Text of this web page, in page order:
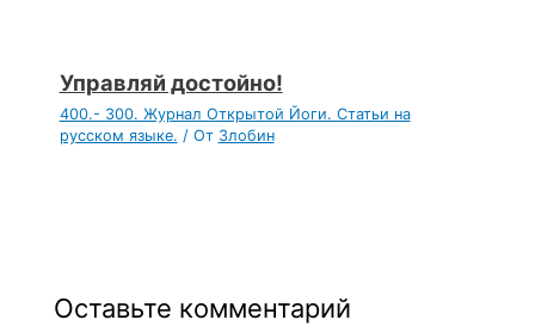
Управляй достойно!
400.- 300. Журнал Открытой Йоги. Статьи на
русском языке. / От Злобин
Оставьте комментарий